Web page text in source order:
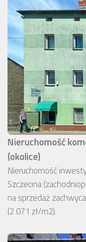
Nieruchomość
(okolice)
Nieruchomość
Szczecina
na sprzedaż
(2 071 zł/m2).